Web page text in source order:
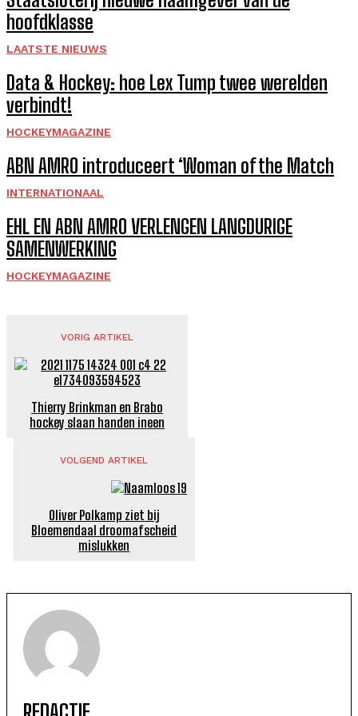
hoofdklasse
LAATSTE NIEUWS
Data & Hockey: hoe Lex Tump twee werelden
verbindt!
HOCKEYMAGAZINE
ABN AMRO introduceert ‘Woman of the Match
INTERNATIONAAL
EHL EN ABN AMRO VERLENGEN LANGDURIGE
SAMENWERKING
HOCKEYMAGAZINE
VORIG ARTIKEL
Thierry Brinkman en Brabo
hockey slaan handen ineen
VOLGEND ARTIKEL
Oliver Polkamp ziet bij
Bloemendaal droomafscheid
mislukken